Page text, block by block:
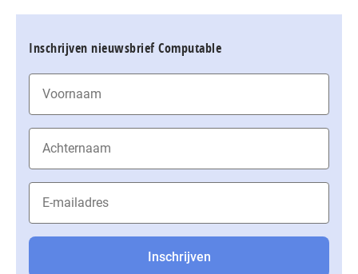
Inschrijven nieuwsbrief Computable